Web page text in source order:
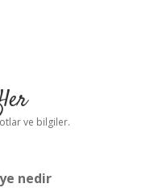
ve bilgiler.
nedir